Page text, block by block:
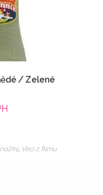
/ Zelené
, Veci z filmu